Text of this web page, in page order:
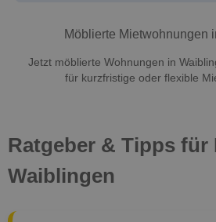
Möblierte Mietwohnungen
Jetzt möblierte Wohnungen in
für kurzfristige oder flexible
Ratgeber & Tipps für
Waiblingen